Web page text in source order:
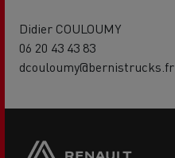
Didier COULOUMY
06 20 43 43 83
dcouloumy@bernistrucks.fr